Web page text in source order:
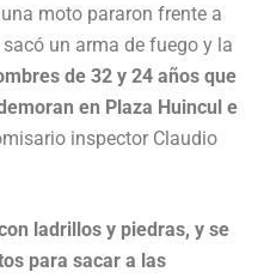
moto pararon frente a
un arma de fuego y la
de 32 y 24 años que
en Plaza Huincul e
inspector Claudio
ladrillos y piedras, y se
para sacar a las